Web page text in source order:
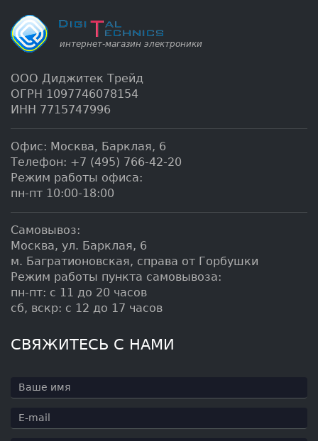
ООО Диджитек Трейд
ОГРН 1097746078154
ИНН 7715747996
Офис: Москва, Барклая, 6
Телефон: +7 (495) 766-42-20
Режим работы офиса:
пн-пт 10:00-18:00
Самовывоз:
Москва, ул. Барклая, 6
м. Багратионовская, справа от Горбушки
Режим работы пункта самовывоза:
пн-пт: с 11 до 20 часов
сб, вскр: с 12 до 17 часов
СВЯЖИТЕСЬ С НАМИ